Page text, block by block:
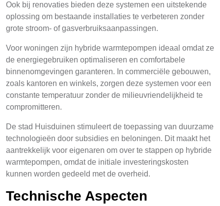
Ook bij renovaties bieden deze systemen een uitstekende
oplossing om bestaande installaties te verbeteren zonder
grote stroom- of gasverbruiksaanpassingen.
Voor woningen zijn hybride warmtepompen ideaal omdat ze
de energiegebruiken optimaliseren en comfortabele
binnenomgevingen garanteren. In commerciële gebouwen,
zoals kantoren en winkels, zorgen deze systemen voor een
constante temperatuur zonder de milieuvriendelijkheid te
compromitteren.
De stad Huisduinen stimuleert de toepassing van duurzame
technologieën door subsidies en beloningen. Dit maakt het
aantrekkelijk voor eigenaren om over te stappen op hybride
warmtepompen, omdat de initiale investeringskosten
kunnen worden gedeeld met de overheid.
Technische Aspecten